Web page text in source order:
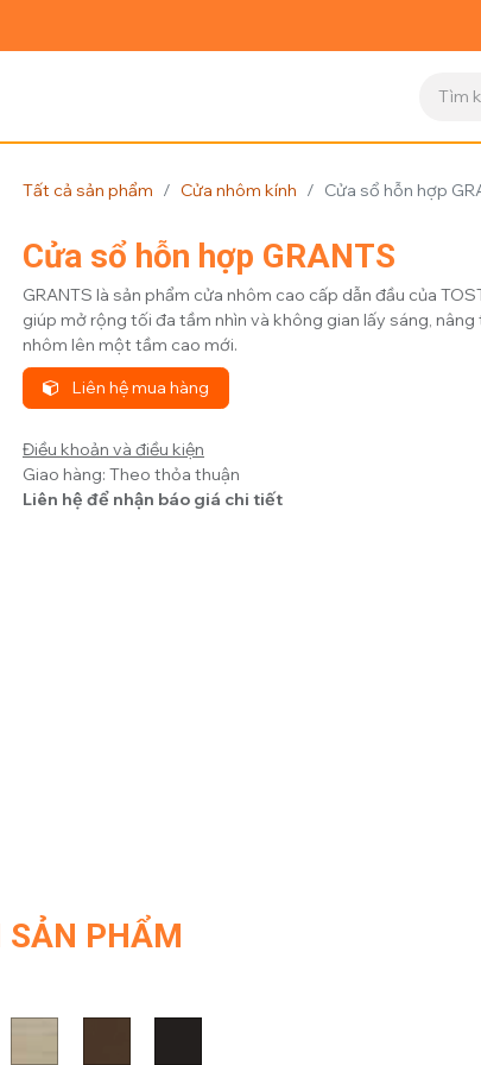
Tất cả sản phẩm Cửa nhôm kính Cửa sổ hỗn hợp
Cửa sổ hỗn hợp GRANTS
GRANTS là sản phẩm cửa nhôm cao cấp dẫn đầu của
giúp mở rộng tối đa tầm nhìn và không gian lấy sáng,
nhôm lên một tầm cao mới.
Liên hệ mua hàng
Điều khoản và điều kiện
Giao hàng: Theo thỏa thuận
Liên hệ để nhận báo giá chi tiết
SẢN PHẨM